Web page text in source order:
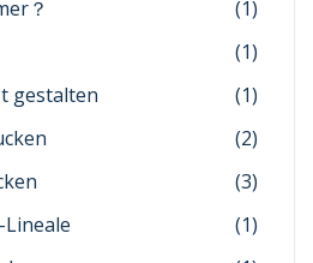
？
(1)
(1)
gestalten
(1)
(2)
(3)
(1)